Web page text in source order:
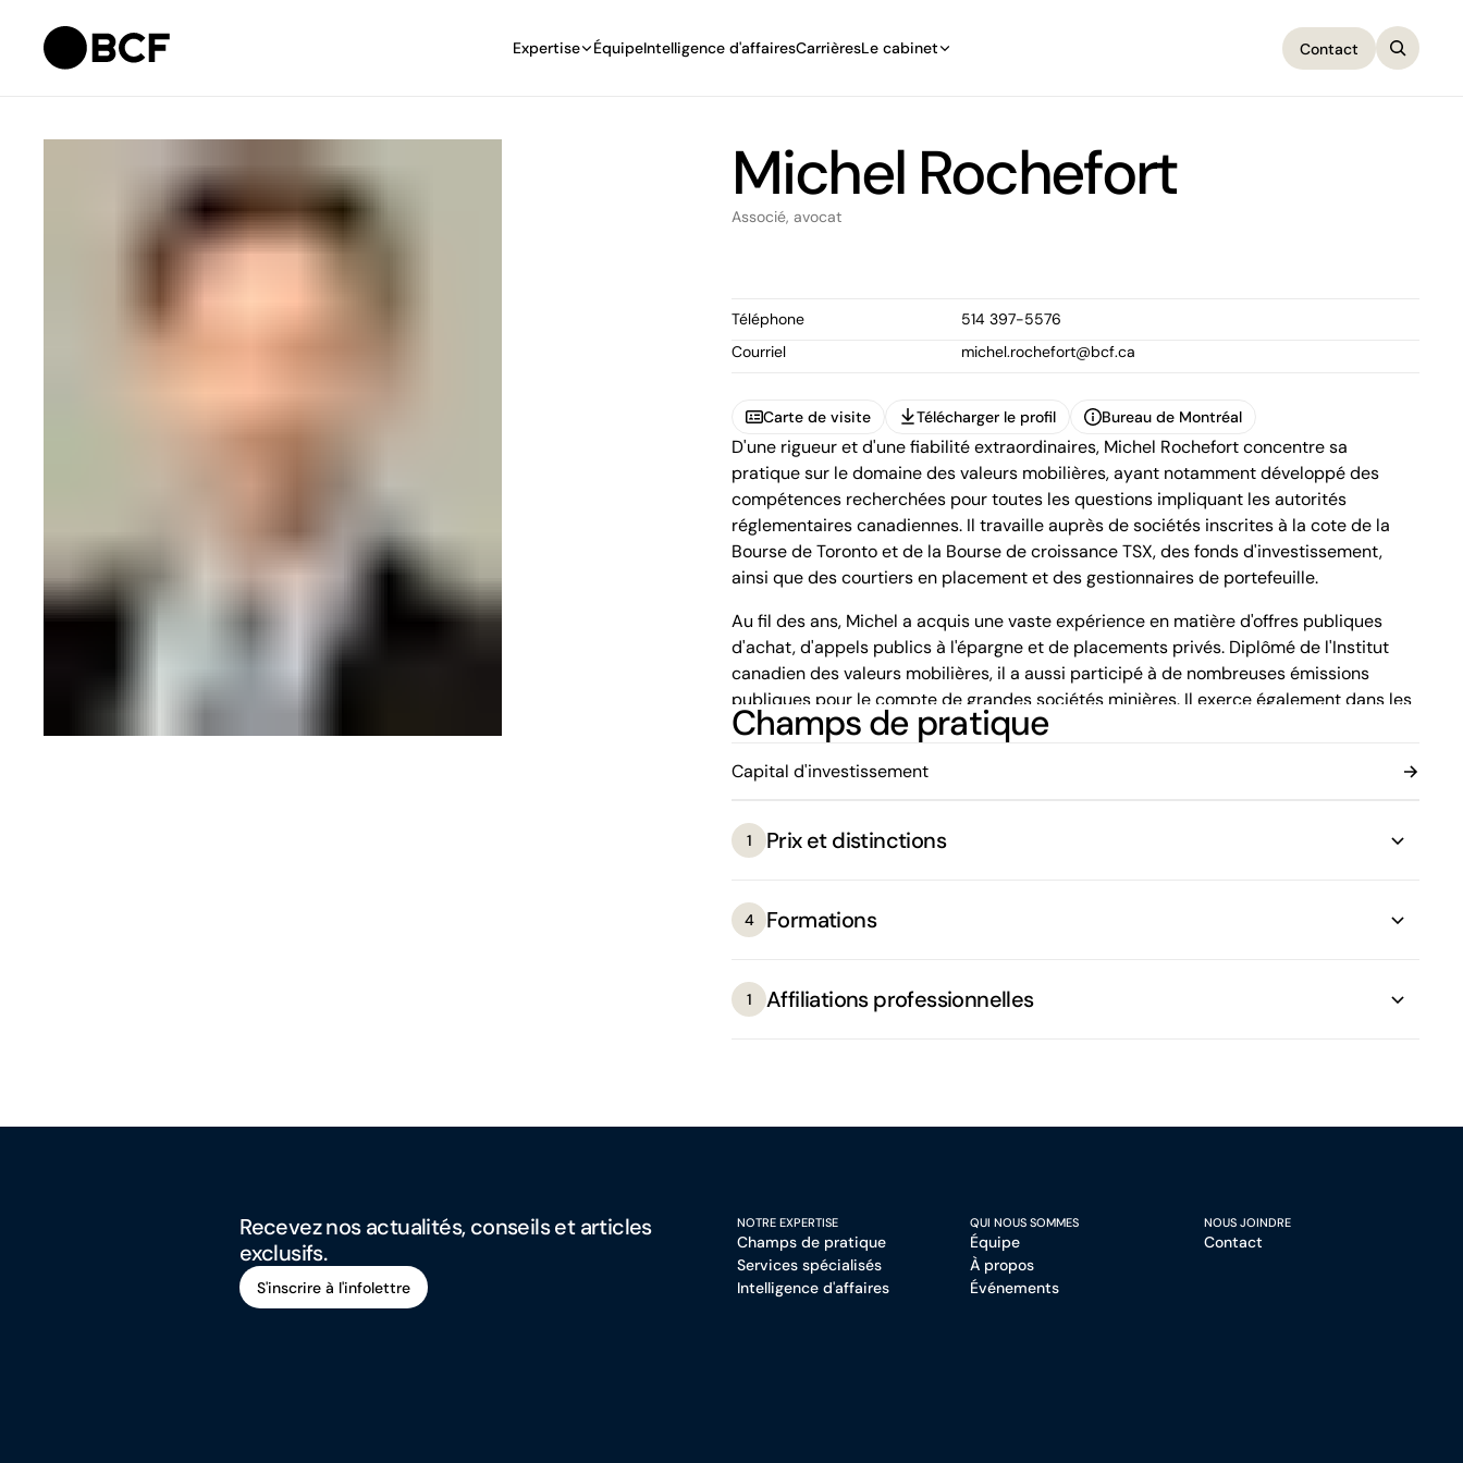
Expertise ÉquipeIntelligence d'affairesCarrièresLe cabinet Contact
Michel Rochefort
Associé, avocat
Téléphone
514 397-5576
Courriel
michel.rochefort@bcf.ca
Carte de visite
Carte de visite
Télécharger le profil
Télécharger le profil
Bureau de Montréal
Bureau de Montréal
25e étage
Montréal (Québec) H3B 5C9
Canada
Tél. (514) 397-8500
info.bcf@bcf.ca
D'une rigueur et d'une fiabilité extraordinaires, Michel Rochefort concentre sa
pratique sur le domaine des valeurs mobilières, ayant notamment développé des
compétences recherchées pour toutes les questions impliquant les autorités
réglementaires canadiennes. Il travaille auprès de sociétés inscrites à la cote de la
Bourse de Toronto et de la Bourse de croissance TSX, des fonds d'investissement,
ainsi que des courtiers en placement et des gestionnaires de portefeuille.
Au fil des ans, Michel a acquis une vaste expérience en matière d'offres publiques
d'achat, d'appels publics à l'épargne et de placements privés. Diplômé de l'Institut
canadien des valeurs mobilières, il a aussi participé à de nombreuses émissions
publiques pour le compte de grandes sociétés minières. Il exerce également dans les
domaines des fusions et acquisitions et du droit des sociétés.
Par ailleurs, Michel est l'un des associés responsables du groupe des services
incluant plus de 30 cabinets d'avocats à travers le Canada, en plus de desservir
directement des institutions financières, des cabinets comptables, des compagnies
divers secteurs.
Champs de pratique
Capital d'investissement
1 Prix et distinctions
4 Formations
1 Affiliations professionnelles
Recevez nos actualités, conseils et articles
exclusifs.
S'inscrire à l'infolettre
NOTRE EXPERTISE
Champs de pratique
Services spécialisés
Intelligence d'affaires
QUI NOUS SOMMES
Équipe
À propos
Événements
NOUS JOINDRE
Contact